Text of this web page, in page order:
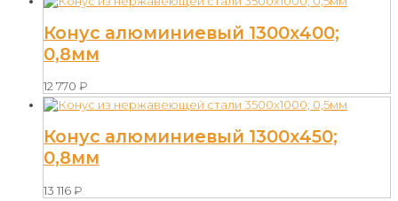
Конус алюминиевый 1300х400;
0,8мм
12 770 ₽
Конус алюминиевый 1300х450;
0,8мм
13 116₽